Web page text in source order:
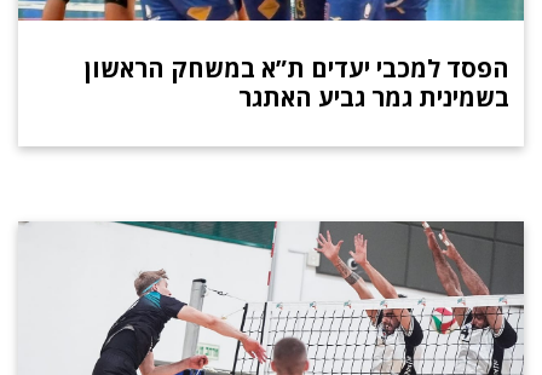
הפסד למכבי יעדים ת”א במשחק הראשון
בשמינית גמר גביע האתגר